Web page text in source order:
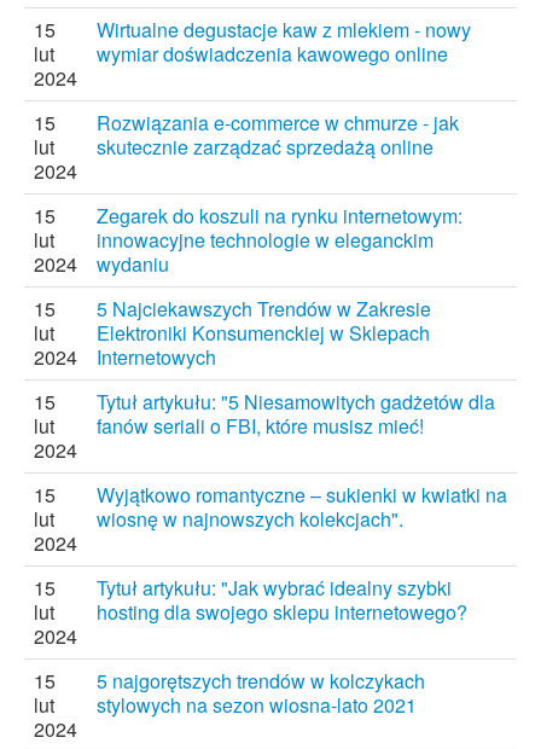
15
lut
2024
Wirtualne degustacje kaw z mlekiem - nowy
wymiar doświadczenia kawowego online
15
lut
2024
Rozwiązania e-commerce w chmurze - jak
skutecznie zarządzać sprzedażą online
15
lut
2024
Zegarek do koszuli na rynku internetowym:
innowacyjne technologie w eleganckim
wydaniu
15
lut
2024
5 Najciekawszych Trendów w Zakresie
Elektroniki Konsumenckiej w Sklepach
Internetowych
15
lut
2024
Tytuł artykułu: "5 Niesamowitych gadżetów dla
fanów seriali o FBI, które musisz mieć!
15
lut
2024
Wyjątkowo romantyczne – sukienki w kwiatki na
wiosnę w najnowszych kolekcjach".
15
lut
2024
Tytuł artykułu: "Jak wybrać idealny szybki
hosting dla swojego sklepu internetowego?
15
lut
2024
5 najgorętszych trendów w kolczykach
stylowych na sezon wiosna-lato 2021